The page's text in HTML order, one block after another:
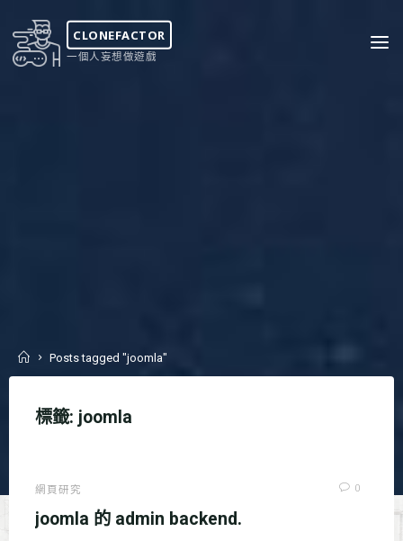
content
CLONEFACTOR
一個人妄想做遊戲
HomePosts tagged "joomla"
標籤: joomla
網頁研究 0
joomla 的 admin backend.